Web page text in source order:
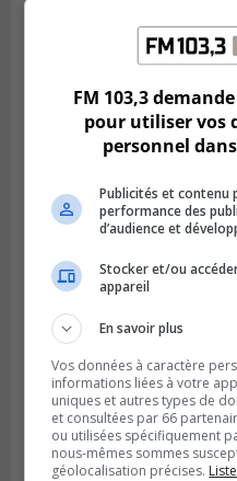
Publié le 29 juillet 2026 à 10h47
Des travaux de
entraînent des
FM 103,3
pour utiliser vos
personnel
Publicités et contenu
performance des
d’audience et
Stocker et/ou
appareil
En savoir plus
Vos données à caractère
informations liées à votre
uniques et autres types de
et consultées par 66
ou utilisées spécifiquement
nous-mêmes sommes
géolocalisation précises.